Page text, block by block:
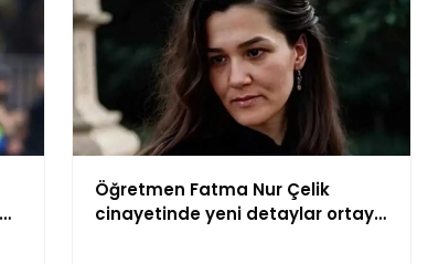
Öğretmen Fatma Nur Çelik
cinayetinde yeni detaylar ortaya